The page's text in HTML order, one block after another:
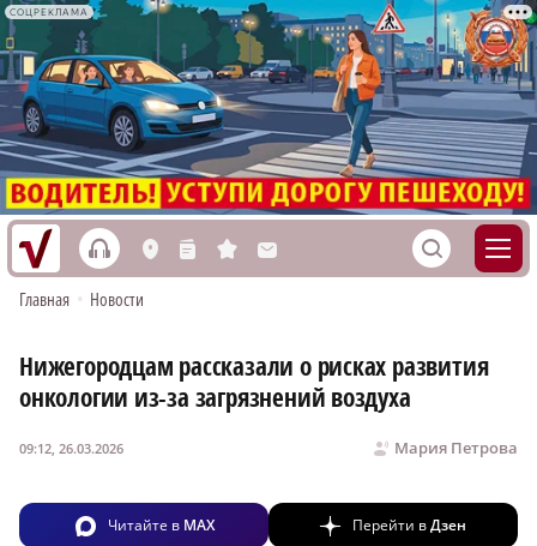
СОЦРЕКЛАМА
h L n s M S
Главная • Новости
Нижегородцам рассказали о рисках развития
онкологии из-за загрязнений воздуха
Мария Петрова
09:12, 26.03.2026
Читайте в MAX Перейти вДзен